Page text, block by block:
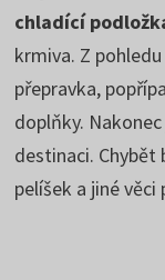
chladící
krmiva. Z
přepravka,
doplňky.
destinaci. Chybět
pelíšek a jiné věci